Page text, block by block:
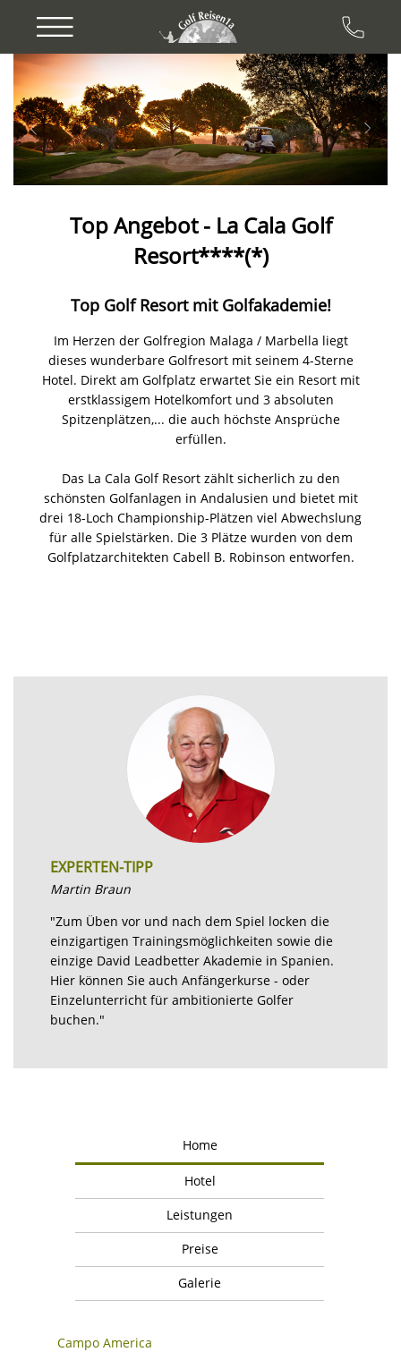
Previous Next
Top Angebot - La Cala Golf
Resort****(*)
Top Golf Resort mit Golfakademie!
Im Herzen der Golfregion Malaga / Marbella liegt
dieses wunderbare Golfresort mit seinem 4-Sterne
Hotel. Direkt am Golfplatz erwartet Sie ein Resort mit
erstklassigem Hotelkomfort und 3 absoluten
Spitzenplätzen,... die auch höchste Ansprüche
erfüllen.
Das La Cala Golf Resort zählt sicherlich zu den
schönsten Golfanlagen in Andalusien und bietet mit
drei 18-Loch Championship-Plätzen viel Abwechslung
für alle Spielstärken. Die 3 Plätze wurden von dem
Golfplatzarchitekten Cabell B. Robinson entworfen.
EXPERTEN-TIPP
Martin Braun
"Zum Üben vor und nach dem Spiel locken die
einzigartigen Trainingsmöglichkeiten sowie die
einzige David Leadbetter Akademie in Spanien.
Hier können Sie auch Anfängerkurse - oder
Einzelunterricht für ambitionierte Golfer
buchen."
Home
Hotel
Leistungen
Preise
Galerie
Campo America